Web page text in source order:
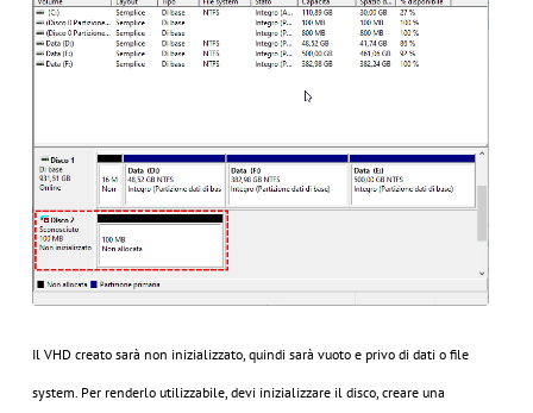
Il VHD creato sarà non inizializzato, quindi sarà vuoto e privo di dati o file
system. Per renderlo utilizzabile, devi inizializzare il disco, creare una